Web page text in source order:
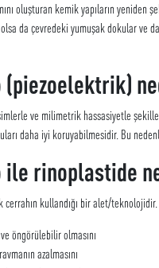
oluşturan kemik yapıların
da çevredeki yumuşak dokular ve
(piezoelektrik)
ve milimetrik hassasiyetle
daha iyi koruyabilmesidir. Bu
rinoplastide
kullandığı bir alet/
öngörülebilir olmasını
azalmasını